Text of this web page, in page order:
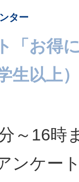
ター
「お得
生以
～16時
ンケー